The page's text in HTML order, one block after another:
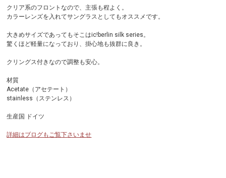
クリア系のフロントなので、主張も程よく。
カラーレンズを入れてサングラスとしてもオススメです。
大きめサイズであってもそこはic!berlin silk series。
驚くほど軽量になっており、掛心地も抜群に良き。
クリングス付きなので調整も安心。
材質
Acetate（アセテート）
stainless（ステンレス）
生産国 ドイツ
詳細はブログもご覧下さいませ